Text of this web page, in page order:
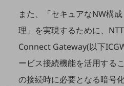
回線・ネットワーク
別ウィンドウで開きます
サービスをご利用中のお客さま
また、「セキュアなNW構
理」を実現するために、
Connect Gateway(以下
ービス接続機能を活用する
の接続時に必要となる暗号